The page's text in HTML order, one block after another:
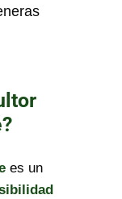
es un